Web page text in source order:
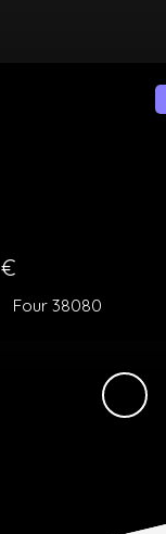
€
Four 38080